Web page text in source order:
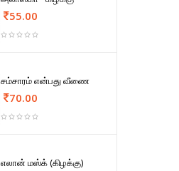
55.00
சம்சாரம் என்பது வீணை
70.00
எலான் மஸ்க் (கிழக்கு)